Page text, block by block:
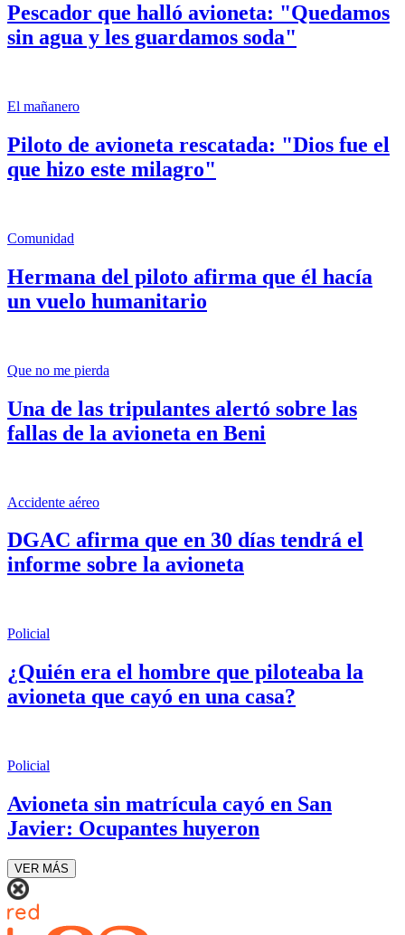
Pescador que halló avioneta: "Quedamos
sin agua y les guardamos soda"
El mañanero
Piloto de avioneta rescatada: "Dios fue el
que hizo este milagro"
Comunidad
Hermana del piloto afirma que él hacía
un vuelo humanitario
Que no me pierda
Una de las tripulantes alertó sobre las
fallas de la avioneta en Beni
Accidente aéreo
DGAC afirma que en 30 días tendrá el
informe sobre la avioneta
Policial
¿Quién era el hombre que piloteaba la
avioneta que cayó en una casa?
Policial
Avioneta sin matrícula cayó en San
Javier: Ocupantes huyeron
VER MÁS